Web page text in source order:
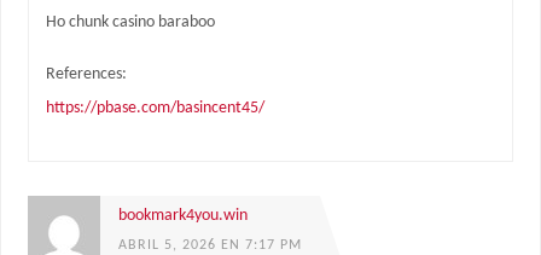
Ho chunk casino baraboo
References:
https://pbase.com/basincent45/
bookmark4you.win
ABRIL 5, 2026 EN 7:17 PM